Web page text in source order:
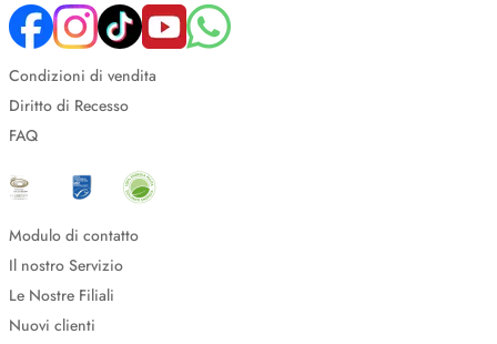
Condizioni di vendita
Diritto di Recesso
FAQ
Modulo di contatto
Il nostro Servizio
Le Nostre Filiali
Nuovi clienti